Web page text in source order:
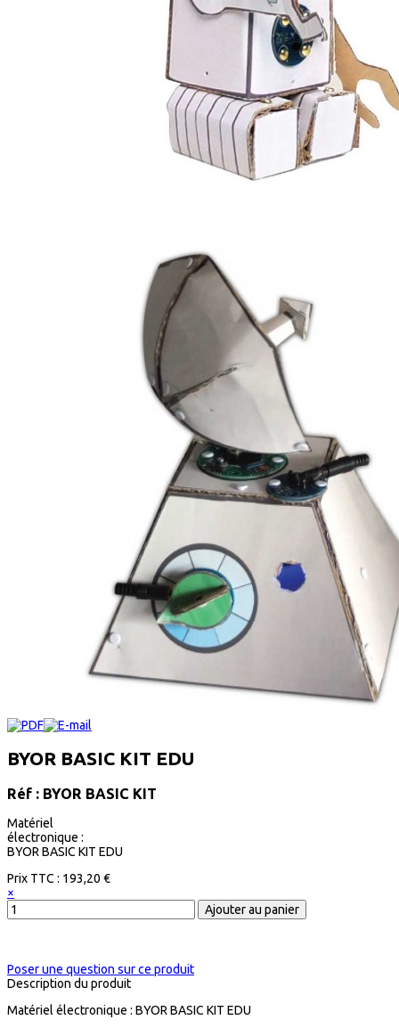
BYOR BASIC KIT EDU
Réf : BYOR BASIC KIT
Matériel
électronique :
BYOR BASIC KIT EDU
Prix ​​TTC : 193,20 €
×
Poser une question sur ce produit
Description du produit
Matériel électronique : BYOR BASIC KIT EDU